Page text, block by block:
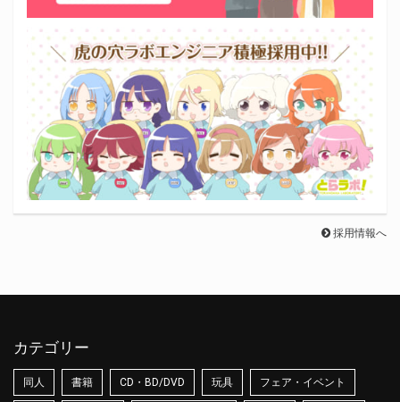
採用情報へ
カテゴリー
同人 書籍 CD・BD/DVD 玩具 フェア・イベント